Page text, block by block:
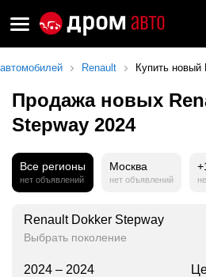
Renault Купить новый
Продажа новых
Stepway 2024
Все регионы
нет объявлений
Москва
нет объявлений
Renault Dokker Stepway
Выбрать поколение
2024 – 2024